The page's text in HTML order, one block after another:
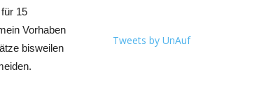
15
Vorhaben
bisweilen
Tweets by UnAuf